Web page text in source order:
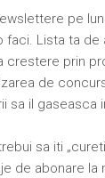
pe
faci. Lista ta
crestere prin
de
sa il gaseasca
sa iti
de abonare la